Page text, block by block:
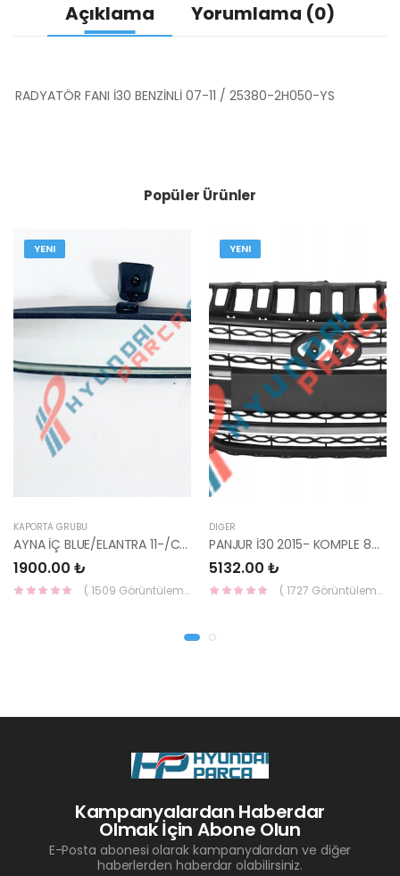
Açıklama Yorumlama (0)
RADYATÖR FANI İ30 BENZİNLİ 07-11 / 25380-2H050-YS
Popüler Ürünler
YENI
KAPORTA GRUBU
AYNA İÇ BLUE/ELANTRA 11-/CEED 10-/RİO 12-/SPORTAGE 11- 85101-3X100-HMC
1900.00 ₺
( 1509 Görüntüleme )
YENI
DIĞER
PANJUR İ30 2015- KOMPLE 86350-A6800-YS
5132.00 ₺
( 1727 Görüntüleme )
Kampanyalardan Haberdar
Olmak İçin Abone Olun
E-Posta abonesi olarak kampanyalardan ve diğer
haberlerden haberdar olabilirsiniz.